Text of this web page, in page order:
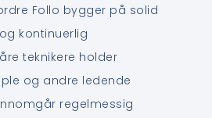
Follo bygger på solid
kontinuerlig
teknikere holder
og andre ledende
regelmessig